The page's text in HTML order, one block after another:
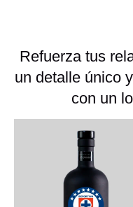
Refuerza tus
un detalle único
con un